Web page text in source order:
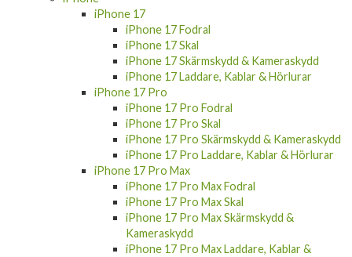
iPhone 17
iPhone 17 Fodral
iPhone 17 Skal
iPhone 17 Skärmskydd & Kameraskydd
iPhone 17 Laddare, Kablar & Hörlurar
iPhone 17 Pro
iPhone 17 Pro Fodral
iPhone 17 Pro Skal
iPhone 17 Pro Skärmskydd & Kameraskydd
iPhone 17 Pro Laddare, Kablar & Hörlurar
iPhone 17 Pro Max
iPhone 17 Pro Max Fodral
iPhone 17 Pro Max Skal
iPhone 17 Pro Max Skärmskydd &
Kameraskydd
iPhone 17 Pro Max Laddare, Kablar &